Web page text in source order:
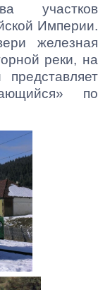
участков
Империи.
железная
реки, на
по